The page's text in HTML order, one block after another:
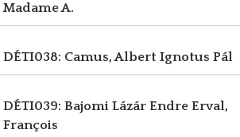
Madame A.
DÉTI038: Camus, Albert Ignotus Pál
DÉTI039: Bajomi Lázár Endre Erval,
François